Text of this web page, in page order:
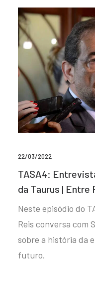
22/03/2022
TASA4:
da Taurus | Entre
Neste episódio do
Reis conversa com
sobre a história da
futuro.